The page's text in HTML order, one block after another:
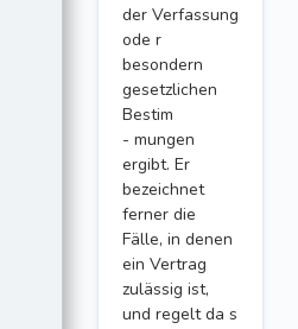
der Verfassung
ode r
besondern
gesetzlichen
Bestim
- mungen
ergibt. Er
bezeichnet
ferner die
Fälle, in denen
ein Vertrag
zulässig ist,
und regelt da s